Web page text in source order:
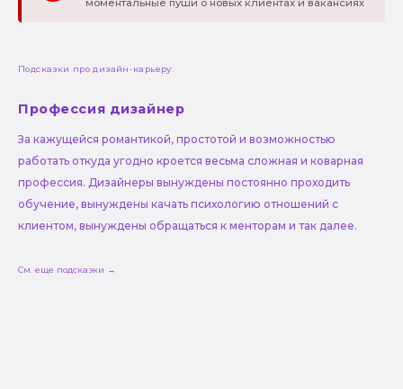
моментальные пуши о новых клиентах и вакансиях
Подсказки про дизайн-карьеру:
Профессия дизайнер
За кажущейся романтикой, простотой и возможностью
работать откуда угодно кроется весьма сложная и коварная
профессия. Дизайнеры вынуждены постоянно проходить
обучение, вынуждены качать психологию отношений с
клиентом, вынуждены обращаться к менторам и так далее.
См. еще подсказки →